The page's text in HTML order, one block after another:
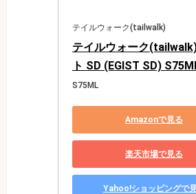
テイルウォーク(tailwalk)
テイルウォーク
ト SD (EGIST SD)
S75ML
Amazonで見る
楽天市場で見る
Yahoo!ショッピングで